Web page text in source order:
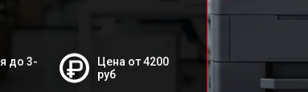
до 3-
Цена от 4200
руб